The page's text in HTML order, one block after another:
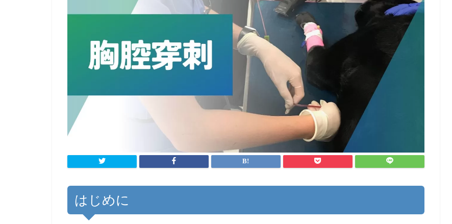
はじめに